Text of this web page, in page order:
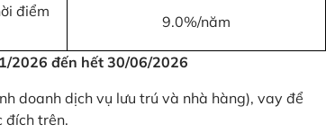
điểm
9.0%/năm
2026 đến hết 30/06/2026
doanh dịch vụ lưu trú và nhà hàng), vay để
đích trên.